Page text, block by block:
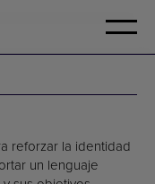
reforzar la identidad
un lenguaje